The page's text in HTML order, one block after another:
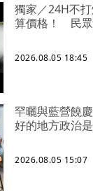
獨家／24H不
算價格！ 民眾
2026.08.05 18:45
罕曬與藍營饒
好的地方政治
2026.08.05 15:07